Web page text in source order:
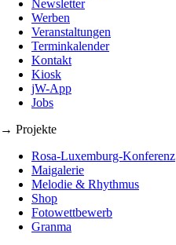
Newsletter
Werben
Veranstaltungen
Terminkalender
Kontakt
Kiosk
jW-App
Jobs
→ Projekte
Rosa-Luxemburg-Konferenz
Maigalerie
Melodie & Rhythmus
Shop
Fotowettbewerb
Granma